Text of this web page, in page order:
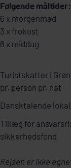
Følgende måltider:
6 x morgenmad
3 x frokost
6 x middag
Turistskatter i
pr. person pr. nat
Dansktalende
Tillæg for
sikkerhedsfond
Rejsen er ikke